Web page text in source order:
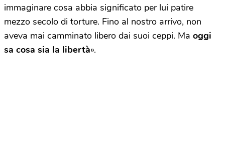
immaginare cosa abbia significato per lui patire
mezzo secolo di torture. Fino al nostro arrivo, non
aveva mai camminato libero dai suoi ceppi. Ma oggi
sa cosa sia la libertà».